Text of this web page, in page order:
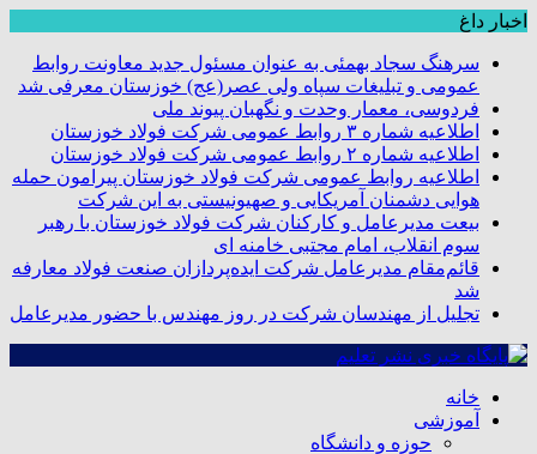
اخبار داغ
سرهنگ سجاد بهمئی به عنوان مسئول جدید معاونت روابط
عمومی و تبلیغات سپاه ولی عصر(عج) خوزستان معرفی شد
فردوسی، معمار وحدت و نگهبان پیوند ملی
اطلاعیه شماره ۳ روابط عمومی شرکت فولاد خوزستان
اطلاعیه شماره ۲ روابط عمومی شرکت فولاد خوزستان
اطلاعیه روابط عمومی شرکت فولاد خوزستان پیرامون حمله
هوایی دشمنان آمریکایی و صهیونیستی به این شرکت
بیعت مدیرعامل و کارکنان شرکت فولاد خوزستان با رهبر
سوم انقلاب، امام مجتبی خامنه ای
قائم‌مقام مدیرعامل شرکت ایده‌پردازان صنعت فولاد معارفه
شد
تجلیل از مهندسان شرکت در روز مهندس با حضور مدیرعامل
خانه
آموزشی
حوزه و دانشگاه